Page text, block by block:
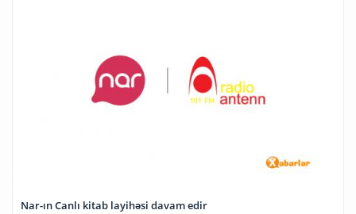
Nar-ın Canlı kitab layihəsi davam edir